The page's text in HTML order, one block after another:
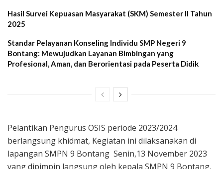
Hasil Survei Kepuasan Masyarakat (SKM) Semester II Tahun
2025
Standar Pelayanan Konseling Individu SMP Negeri 9
Bontang: Mewujudkan Layanan Bimbingan yang
Profesional, Aman, dan Berorientasi pada Peserta Didik
Pelantikan Pengurus OSIS periode 2023/2024
berlangsung khidmat, Kegiatan ini dilaksanakan di
lapangan SMPN 9 Bontang Senin,13 November 2023
yang dipimpin langsung oleh kepala SMPN 9 Bontang.